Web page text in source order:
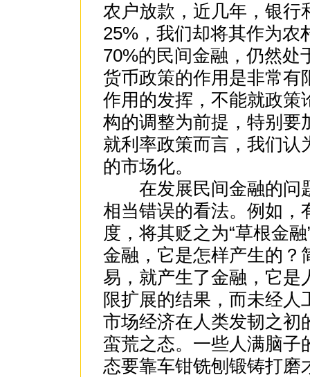
农户放款，近几年，银行
25%，我们却将其作为农
70%的民间金融，仍然处
货币政策的作用是非常有
作用的发挥，不能就政策
构的调整为前提，特别要
就利率政策而言，我们认
的市场化。
在发展民间金融的问
相当错误的看法。例如，
度，将其贬之为“草根金
金融，它是怎样产生的？
易，就产生了金融，它是
限扩展的结果，而未经人
市场经济在人类发韧之初
蛮荒之态。一些人满脑子
态要靠车钳铣刨锻铸打磨